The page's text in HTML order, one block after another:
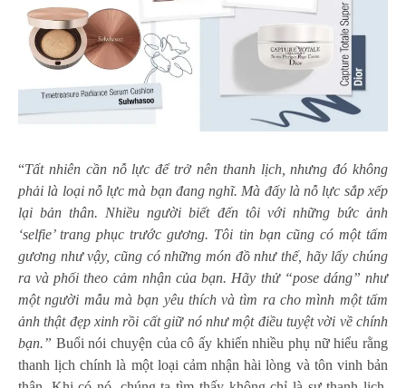
“Tất nhiên cần nỗ lực để trở nên thanh lịch, nhưng đó không
phải là loại nỗ lực mà bạn đang nghĩ. Mà đấy là nỗ lực sắp xếp
lại bản thân. Nhiều người biết đến tôi với những bức ảnh
‘selfie’ trang phục trước gương. Tôi tin bạn cũng có một tấm
gương như vậy, cũng có những món đồ như thế, hãy lấy chúng
ra và phối theo cảm nhận của bạn. Hãy thử “pose dáng” như
một người mẫu mà bạn yêu thích và tìm ra cho mình một tấm
ảnh thật đẹp xinh rồi cất giữ nó như một điều tuyệt vời về chính
bạn.” Buổi nói chuyện của cô ấy khiến nhiều phụ nữ hiểu rằng
thanh lịch chính là một loại cảm nhận hài lòng và tôn vinh bản